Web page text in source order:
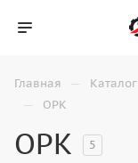
Главная — Каталог
— OPK
OPK 5